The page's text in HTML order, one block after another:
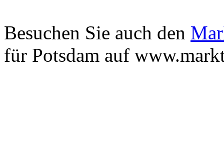
Besuchen Sie auch den
für Potsdam auf